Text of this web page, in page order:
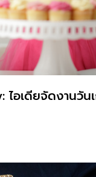
อเดียจัดงานวัน